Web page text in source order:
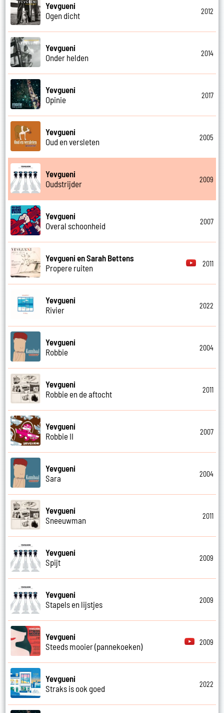
Yevgueni
Ogen dicht
2012
Yevgueni
Onder helden
2014
Yevgueni
Opinie
2017
Yevgueni
Oud en versleten
2005
Yevgueni
Oudstrijder
2009
Yevgueni
Overal schoonheid
2007
Yevgueni en Sarah Bettens
Propere ruiten
2011
Yevgueni
Rivier
2022
Yevgueni
Robbie
2004
Yevgueni
Robbie en de aftocht
2011
Yevgueni
Robbie II
2007
Yevgueni
Sara
2004
Yevgueni
Sneeuwman
2011
Yevgueni
Spijt
2009
Yevgueni
Stapels en lijstjes
2009
Yevgueni
Steeds mooier (pannekoeken)
2009
Yevgueni
Straks is ook goed
2022